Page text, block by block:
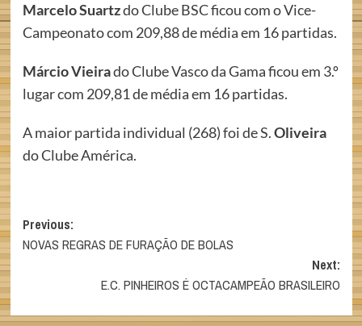
Marcelo Suartzdo Clube BSC ficou com o Vice-
Campeonato com 209,88 de média em 16 partidas.
Márcio Vieirado Clube Vasco da Gama ficou em 3.º
lugar com 209,81 de média em 16 partidas.
A maior partida individual (268) foi de S.Oliveira
do Clube América.
Post
navigation
Previous:
NOVAS REGRAS DE FURAÇÃO DE BOLAS
Next:
E.C. PINHEIROS É OCTACAMPEÃO BRASILEIRO